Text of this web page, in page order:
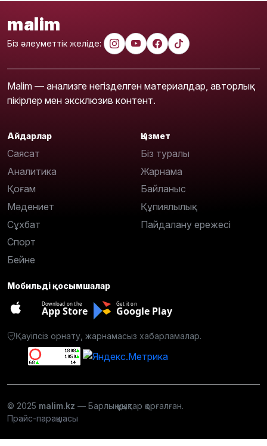
malim
Біз әлеуметтік желіде:
Malim — анализге негізделген материалдар, авторлық
пікірлер мен эксклюзив контент.
Айдарлар
Саясат
Аналитика
Қоғам
Мәдениет
Сұхбат
Спорт
Бейне
Қызмет
Біз туралы
Жарнама
Байланыс
Құпиялылық
Пайдалану ережесі
Мобильді қосымшалар
Download on the
App Store
Get it on
Google Play
Қауіпсіз орнату, жарнамасыз хабарламалар.
© 2025 malim.kz — Барлық құқықтар қорғалған.
Прайс-парақшасы